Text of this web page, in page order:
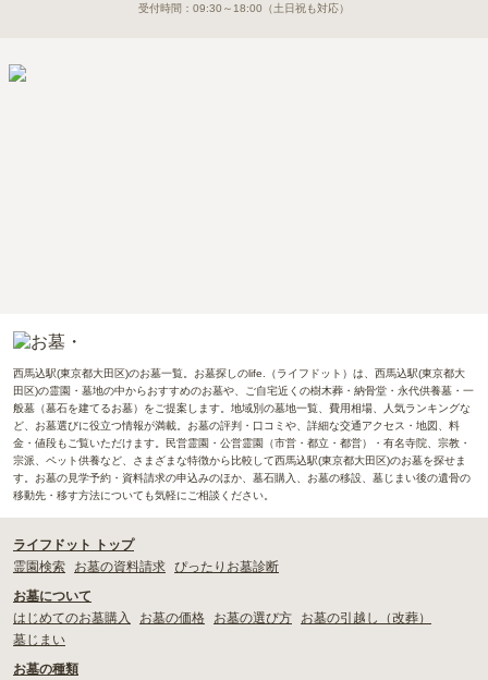
受付時間： 09:30～18:00 （土日祝も対応）
西馬込駅(東京都大田区)のお墓一覧。お墓探しのlife.（ライフドット）は、西馬込駅(東京都大
田区)の霊園・墓地の中からおすすめのお墓や、ご自宅近くの樹木葬・納骨堂・永代供養墓・一
般墓（墓石を建てるお墓）をご提案します。地域別の墓地一覧、費用相場、人気ランキングな
ど、お墓選びに役立つ情報が満載。お墓の評判・口コミや、詳細な交通アクセス・地図、料
金・値段もご覧いただけます。民営霊園・公営霊園（市営・都立・都営）・有名寺院、宗教・
宗派、ペット供養など、さまざまな特徴から比較して西馬込駅(東京都大田区)のお墓を探せま
す。お墓の見学予約・資料請求の申込みのほか、墓石購入、お墓の移設、墓じまい後の遺骨の
移動先・移す方法についても気軽にご相談ください。
ライフドット トップ
霊園検索
お墓の資料請求 ぴったりお墓診断
お墓について
はじめてのお墓購入
お墓の価格 お墓の選び方
お墓の引越し（改葬）
墓じまい
お墓の種類